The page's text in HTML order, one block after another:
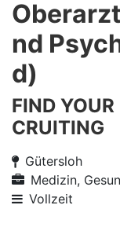
nd
d)
FIND
CRUITING
Gütersloh
Medizin,
Vollzeit